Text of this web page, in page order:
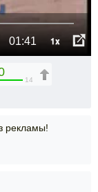
01:41 1x
14
рекламы!